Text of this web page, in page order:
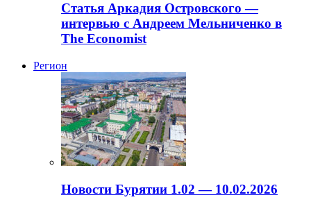
Статья Аркадия Островского —
интервью с Андреем Мельниченко в
The Economist
Регион
Новости Бурятии 1.02 — 10.02.2026